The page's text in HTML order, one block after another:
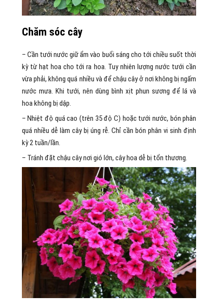
Chăm sóc cây
– Cần tưới nước giữ ẩm vào buổi sáng cho tới chiều suốt thời
kỳ từ hạt hoa cho tới ra hoa. Tuy nhiên lượng nước tưới cần
vừa phải, không quá nhiều và để chậu cây ở nơi không bị ngấm
nước mưa. Khi tưới, nên dùng bình xịt phun sương để lá và
hoa không bị dập.
– Nhiệt độ quá cao (trên 35 độ C) hoặc tưới nước, bón phân
quá nhiều dễ làm cây bị úng rễ. Chỉ cần bón phân vi sinh định
kỳ 2 tuần/lần.
– Tránh đặt chậu cây nơi gió lớn, cây hoa dễ bị tổn thương.